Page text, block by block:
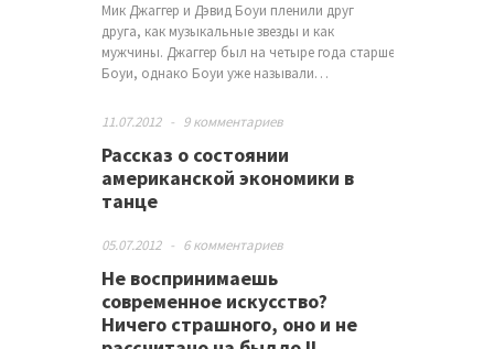
Мик Джаггер и Дэвид Боуи пленили друг
друга, как музыкальные звезды и как
мужчины. Джаггер был на четыре года старше
Боуи, однако Боуи уже называли…
11.07.2012 - 9 комментариев
Рассказ о состоянии
американской экономики в
танце
05.07.2012 - 6 комментариев
Не воспринимаешь
современное искусство?
Ничего страшного, оно и не